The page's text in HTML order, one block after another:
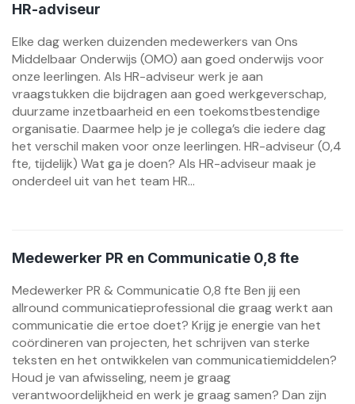
HR-adviseur
Elke dag werken duizenden medewerkers van Ons
Middelbaar Onderwijs (OMO) aan goed onderwijs voor
onze leerlingen. Als HR-adviseur werk je aan
vraagstukken die bijdragen aan goed werkgeverschap,
duurzame inzetbaarheid en een toekomstbestendige
organisatie. Daarmee help je je collega’s die iedere dag
het verschil maken voor onze leerlingen. HR-adviseur (0,4
fte, tijdelijk) Wat ga je doen? Als HR-adviseur maak je
onderdeel uit van het team HR...
Medewerker PR en Communicatie 0,8 fte
Medewerker PR & Communicatie 0,8 fte Ben jij een
allround communicatieprofessional die graag werkt aan
communicatie die ertoe doet? Krijg je energie van het
coördineren van projecten, het schrijven van sterke
teksten en het ontwikkelen van communicatiemiddelen?
Houd je van afwisseling, neem je graag
verantwoordelijkheid en werk je graag samen? Dan zijn